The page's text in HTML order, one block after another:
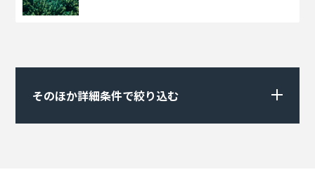
そのほか詳細条件で絞り込む